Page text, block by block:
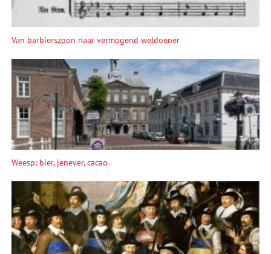
Van barbierszoon naar vermogend weldoener
Weesp: bier, jenever, cacao